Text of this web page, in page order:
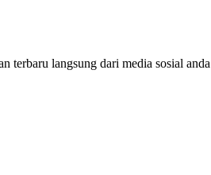
terbaru langsung dari media sosial anda